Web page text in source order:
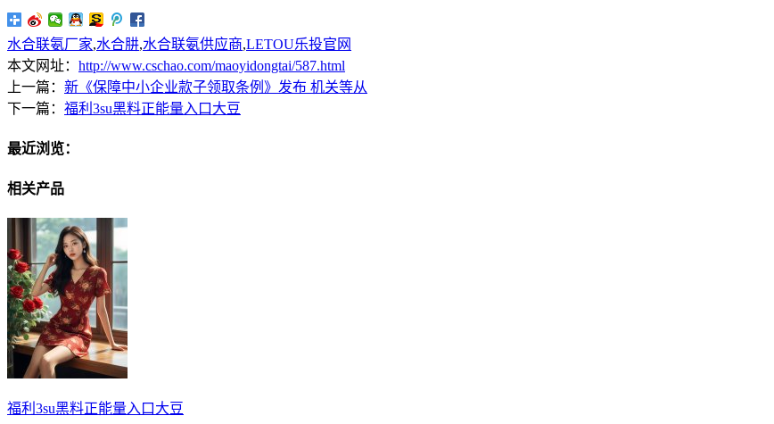
水合联氨厂家,水合肼,水合联氨供应商,LETOU乐投官网
本文网址： http://www.cschao.com/maoyidongtai/587.html
上一篇： 新《保障中小企业款子领取条例》发布 机关等从
下一篇： 福利3su黑料正能量入口大豆
最近浏览：
相关产品
福利3su黑料正能量入口大豆